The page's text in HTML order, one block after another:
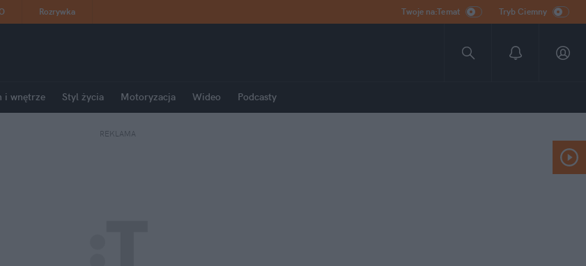
Rozrywka Twoje na:Temat Tryb Ciemny
i wnętrze Styl życia Motoryzacja Wideo Podcasty
REKLAMA